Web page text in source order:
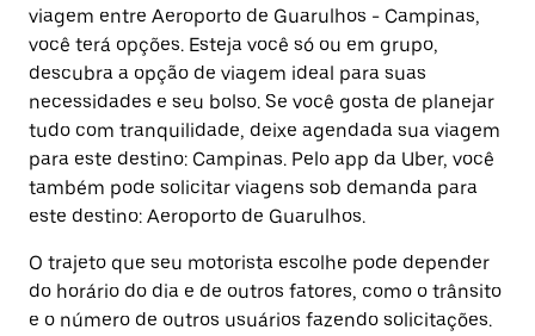
viagem entre Aeroporto de Guarulhos - Campinas,
você terá opções. Esteja você só ou em grupo,
descubra a opção de viagem ideal para suas
necessidades e seu bolso. Se você gosta de planejar
tudo com tranquilidade, deixe agendada sua viagem
para este destino: Campinas. Pelo app da Uber, você
também pode solicitar viagens sob demanda para
este destino: Aeroporto de Guarulhos.
O trajeto que seu motorista escolhe pode depender
do horário do dia e de outros fatores, como o trânsito
e o número de outros usuários fazendo solicitações.